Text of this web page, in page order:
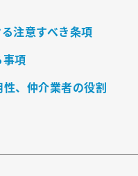
注意すべき条項
事項
、仲介業者の役割